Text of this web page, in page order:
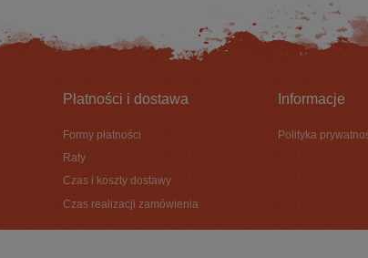
Płatności i dostawa
Formy płatności
Raty
Czas i koszty dostawy
Czas realizacji zamówienia
Informacje
Polityka